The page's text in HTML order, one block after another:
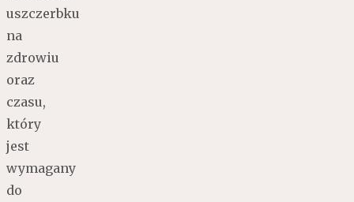
uszczerbku
na
zdrowiu
oraz
czasu,
który
jest
wymagany
do